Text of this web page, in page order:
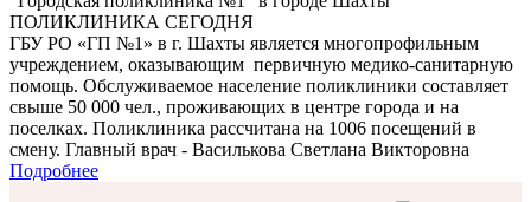
ПОЛИКЛИНИКА СЕГОДНЯ
ГБУ РО «ГП №1» в г. Шахты является многопрофильным
учреждением, оказывающим первичную медико-санитарную
помощь. Обслуживаемое население поликлиники составляет
свыше 50 000 чел., проживающих в центре города и на
поселках. Поликлиника рассчитана на 1006 посещений в
смену. Главный врач - Василькова Светлана Викторовна
Подробнее